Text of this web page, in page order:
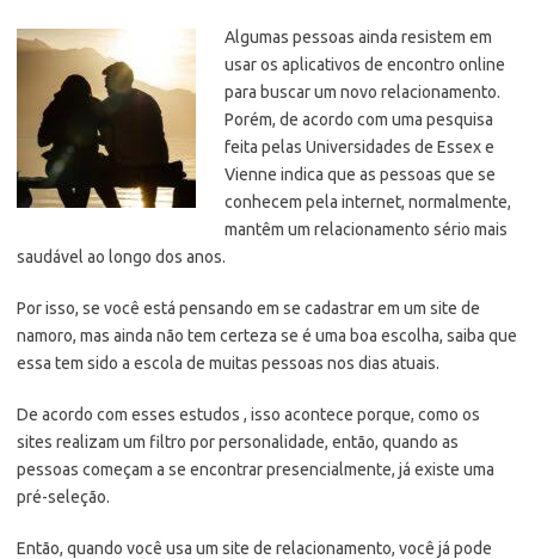
Algumas pessoas ainda resistem em
usar os aplicativos de encontro online
para buscar um novo relacionamento.
Porém, de acordo com uma pesquisa
feita pelas Universidades de Essex e
Vienne indica que as pessoas que se
conhecem pela internet, normalmente,
mantêm um relacionamento sério mais
saudável ao longo dos anos.
Por isso, se você está pensando em se cadastrar em um site de
namoro, mas ainda não tem certeza se é uma boa escolha, saiba que
essa tem sido a escola de muitas pessoas nos dias atuais.
De acordo com esses estudos , isso acontece porque, como os
sites realizam um filtro por personalidade, então, quando as
pessoas começam a se encontrar presencialmente, já existe uma
pré-seleção.
Então, quando você usa um site de relacionamento, você já pode